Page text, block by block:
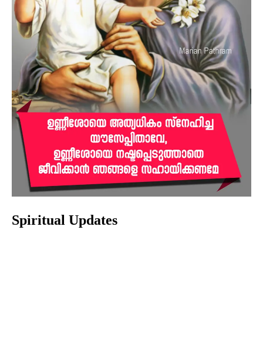
Spiritual Updates